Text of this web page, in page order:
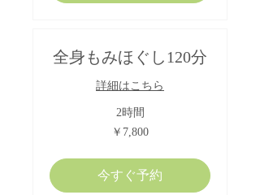
全身もみほぐし120分
詳細はこちら
2時間
￥7,800
今すぐ予約